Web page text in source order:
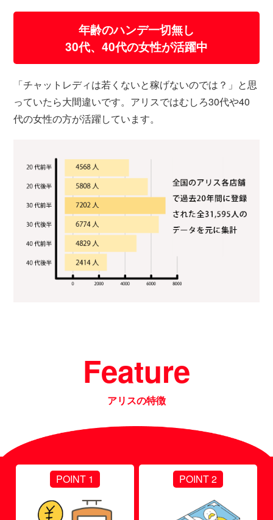
年齢のハンデ一切無し
30代、40代の女性が活躍中
「チャットレディは若くないと稼げないのでは？」と思
っていたら大間違いです。アリスではむしろ30代や40
代の女性の方が活躍しています。
Feature
アリスの特徴
POINT 1 POINT 2